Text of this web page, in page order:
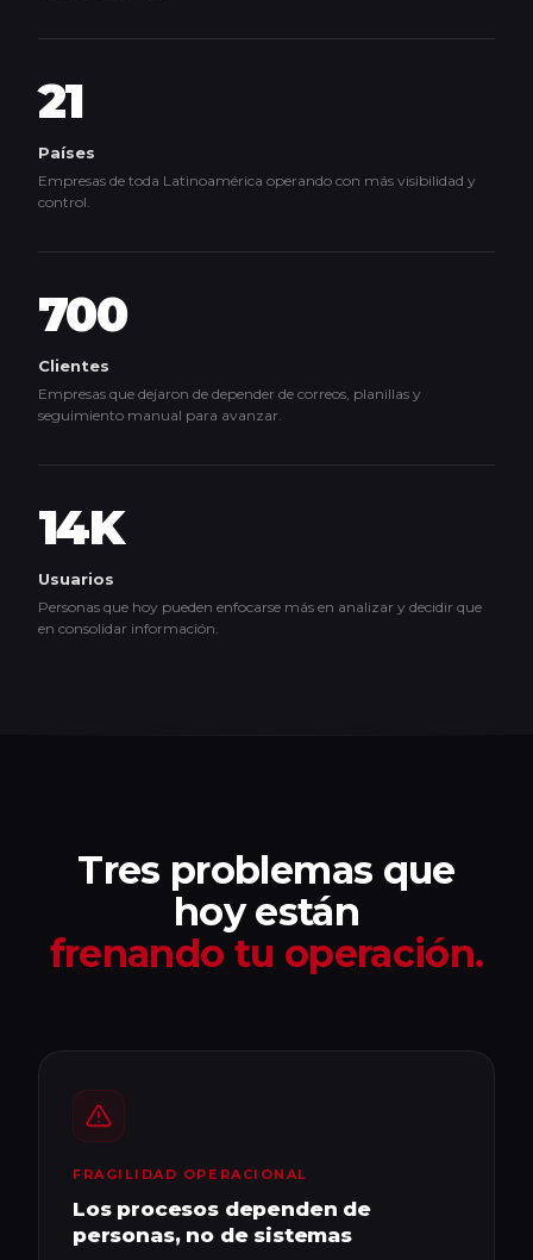
21
Países
Empresas de toda Latinoamérica operando con más visibilidad y
control.
700
Clientes
Empresas que dejaron de depender de correos, planillas y
seguimiento manual para avanzar.
14K
Usuarios
Personas que hoy pueden enfocarse más en analizar y decidir que
en consolidar información.
Tres problemas que
hoy están
frenando tu operación.
FRAGILIDAD OPERACIONAL
Los procesos dependen de
personas, no de sistemas